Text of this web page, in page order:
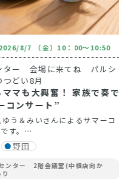
8/7 （金）10：00～10:50
ター 会場に来てね パルシ
つどい8月
マも大興奮！ 家族で奏で
コンサート”
う＆みいさんによるサマーコ
す。
野田
ンター 2階会議室(中根店向か